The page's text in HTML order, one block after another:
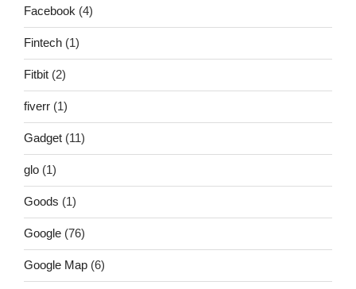
Facebook (4)
Fintech (1)
Fitbit (2)
fiverr (1)
Gadget (11)
glo (1)
Goods (1)
Google (76)
Google Map (6)